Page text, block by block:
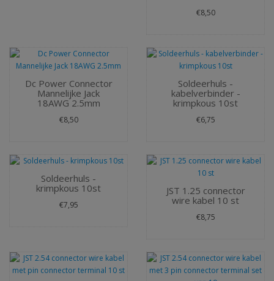
€8,50
Dc Power Connector
Mannelijke Jack
18AWG 2.5mm
€8,50
Soldeerhuls -
kabelverbinder -
krimpkous 10st
€6,75
Soldeerhuls -
krimpkous 10st
€7,95
JST 1.25 connector
wire kabel 10 st
€8,75